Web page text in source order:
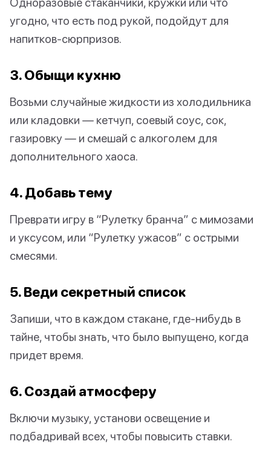
угодно, что есть под рукой, подойдут для
напитков-сюрпризов.
3. Обыщи кухню
Возьми случайные жидкости из холодильника
или кладовки — кетчуп, соевый соус, сок,
газировку — и смешай с алкоголем для
дополнительного хаоса.
4. Добавь тему
Преврати игру в “Рулетку бранча” с мимозами
и уксусом, или “Рулетку ужасов” с острыми
смесями.
5. Веди секретный список
Запиши, что в каждом стакане, где-нибудь в
тайне, чтобы знать, что было выпущено, когда
придет время.
6. Создай атмосферу
Включи музыку, установи освещение и
подбадривай всех, чтобы повысить ставки.